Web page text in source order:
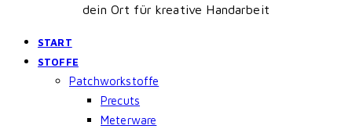
dein Ort für kreative Handarbeit
START
STOFFE
Patchworkstoffe
Precuts
Meterware